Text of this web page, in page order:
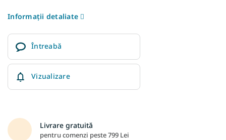
Informaţii detaliate
Întreabă
Vizualizare
Livrare gratuită
pentru comenzi peste 799 Lei